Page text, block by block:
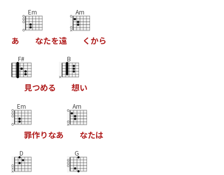
あ
Em
なたを遠
Am
く から
F#
見つめる
B
想い
Em
罪作りなあ
Am
なたは
D G